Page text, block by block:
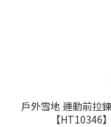
戶外雪地 運動前拉
【HT10346】